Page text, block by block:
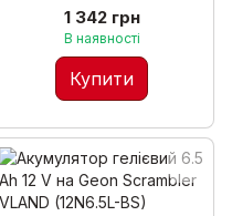
(UTZ6V)
1 342 грн
В наявності
Купити